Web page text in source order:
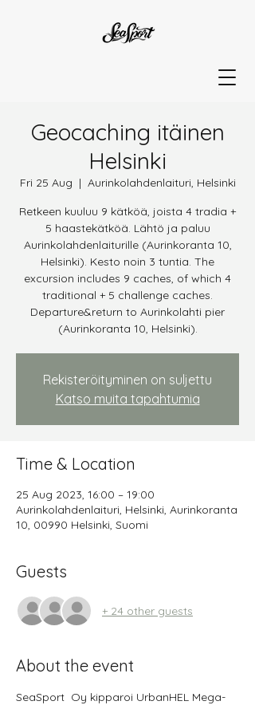
Geocaching itäinen
Helsinki
Fri 25 Aug
  |
Aurinkolahdenlaituri, Helsinki
Retkeen kuuluu 9 kätköä, joista 4 tradia +
5 haastekätköä. Lähtö ja paluu
Aurinkolahdenlaiturille (Aurinkoranta 10,
Helsinki). Kesto noin 3 tuntia. The
excursion includes 9 caches, of which 4
traditional + 5 challenge caches.
Departure&return to Aurinkolahti pier
(Aurinkoranta 10, Helsinki).
Rekisteröityminen on suljettu
Katso muita tapahtumia
Time & Location
25 Aug 2023, 16:00 – 19:00
Aurinkolahdenlaituri, Helsinki, Aurinkoranta
10, 00990 Helsinki, Suomi
Guests
+ 24 other guests
About the event
SeaSport  Oy kipparoi UrbanHEL Mega-